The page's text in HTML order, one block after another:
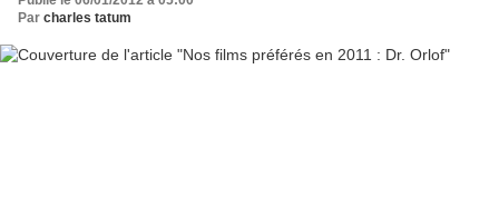
Par charles tatum